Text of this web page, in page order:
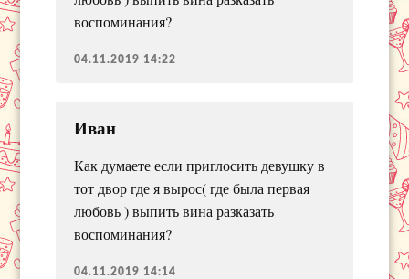
воспоминания?
04.11.2019 14:22
Иван
Как думаете если приглосить девушку в
тот двор где я вырос( где была первая
любовь ) выпить вина разказать
воспоминания?
04.11.2019 14:14